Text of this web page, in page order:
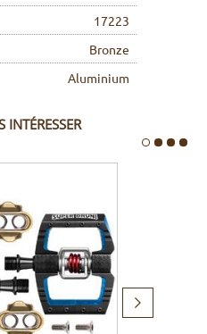
17223
Bronze
Aluminium
INTÉRESSER
Produit